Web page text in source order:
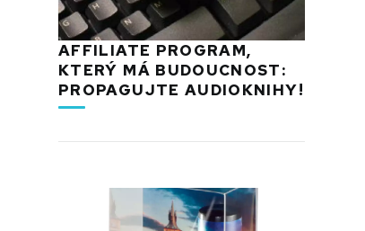
AFFILIATE PROGRAM,
KTERÝ MÁ BUDOUCNOST:
PROPAGUJTE AUDIOKNIHY!